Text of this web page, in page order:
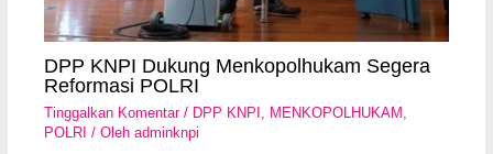
DPP KNPI Dukung Menkopolhukam Segera
Reformasi POLRI
Tinggalkan Komentar / DPP KNPI MENKOPOLHUKAM
POLRI / Olehadminknpi